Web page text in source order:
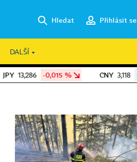
Hledat Přihlásit se
DALŠÍ
CNY3,118 0,322 %